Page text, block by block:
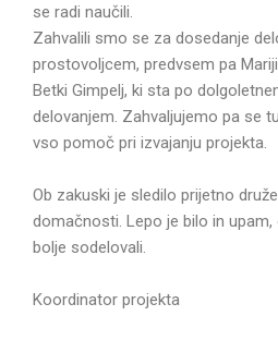
se radi naučili.
Zahvalili smo se za dosedanje
prostovoljcem, predvsem pa
Betki Gimpelj, ki sta po
delovanjem. Zahvaljujemo pa se
vso pomoč pri izvajanju projekta.
Ob zakuski je sledilo prijetno
domačnosti. Lepo je bilo in
bolje sodelovali.
Koordinator